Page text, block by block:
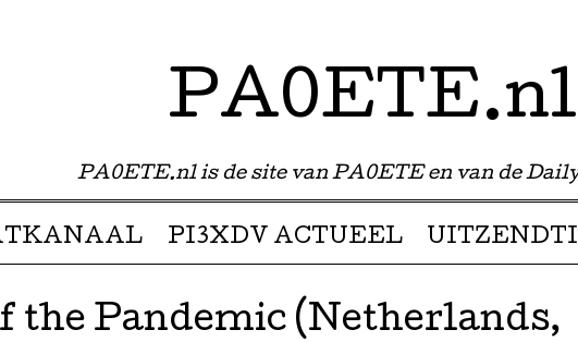
PA0ETE.nl
PA0ETE.nl is de site van PA0ETE en van de
PI3XDV ACTUEEL
the Pandemic (Netherlands,